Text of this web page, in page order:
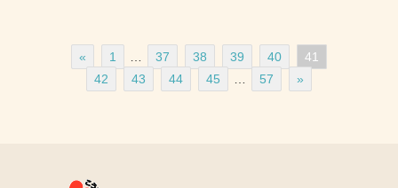
« 1 … 37 38 39 40
41
42
43 44 45 … 57 »